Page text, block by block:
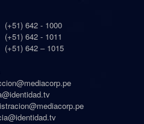
(+51) 642 - 1000
(+51) 642 - 1011
(+51) 642 – 1015